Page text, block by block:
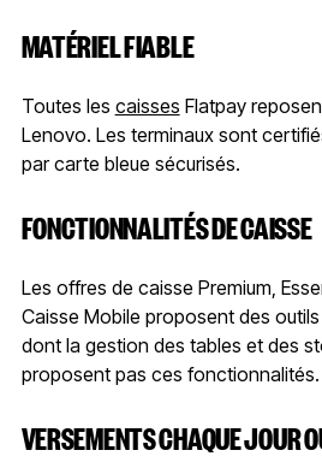
MATÉRIEL FIABLE
Toutes les caisses Flatpay
Lenovo. Les terminaux sont
par carte bleue sécurisés.
FONCTIONNALITÉS DE CAISSE
Les offres de caisse Premium,
Caisse Mobile proposent des
dont la gestion des tables et des
proposent pas ces fonctionnalités.
VERSEMENTS CHAQUE JOUR